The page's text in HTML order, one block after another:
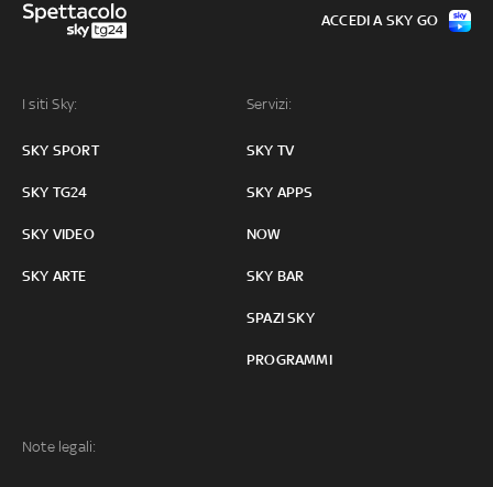
I siti Sky:
SKY SPORT
SKY TG24
SKY VIDEO
SKY ARTE
Servizi:
SKY TV
SKY APPS
NOW
SKY BAR
SPAZI SKY
PROGRAMMI
Note legali:
ACCEDI A SKY GO